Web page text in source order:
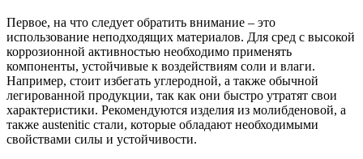
Первое, на что следует обратить внимание – это
использование неподходящих материалов. Для сред с высокой
коррозионной активностью необходимо применять
компоненты, устойчивые к воздействиям соли и влаги.
Например, стоит избегать углеродной, а также обычной
легированной продукции, так как они быстро утратят свои
характеристики. Рекомендуются изделия из молибденовой, а
также аustenitic стали, которые обладают необходимыми
свойствами силы и устойчивости.